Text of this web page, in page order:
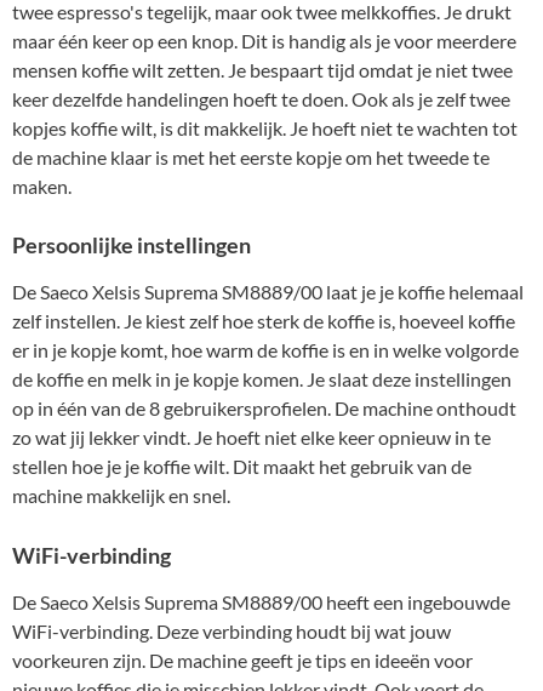
twee espresso's tegelijk, maar ook twee melkkoffies. Je drukt
maar één keer op een knop. Dit is handig als je voor meerdere
mensen koffie wilt zetten. Je bespaart tijd omdat je niet twee
keer dezelfde handelingen hoeft te doen. Ook als je zelf twee
kopjes koffie wilt, is dit makkelijk. Je hoeft niet te wachten tot
de machine klaar is met het eerste kopje om het tweede te
maken.
Persoonlijke instellingen
De Saeco Xelsis Suprema SM8889/00 laat je je koffie helemaal
zelf instellen. Je kiest zelf hoe sterk de koffie is, hoeveel koffie
er in je kopje komt, hoe warm de koffie is en in welke volgorde
de koffie en melk in je kopje komen. Je slaat deze instellingen
op in één van de 8 gebruikersprofielen. De machine onthoudt
zo wat jij lekker vindt. Je hoeft niet elke keer opnieuw in te
stellen hoe je je koffie wilt. Dit maakt het gebruik van de
machine makkelijk en snel.
WiFi-verbinding
De Saeco Xelsis Suprema SM8889/00 heeft een ingebouwde
WiFi-verbinding. Deze verbinding houdt bij wat jouw
voorkeuren zijn. De machine geeft je tips en ideeën voor